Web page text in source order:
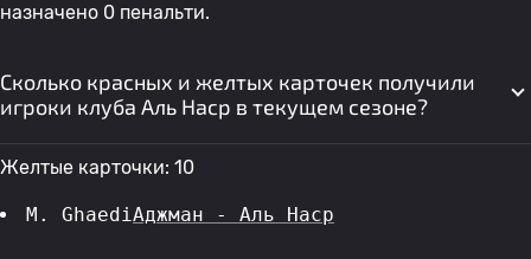
назначено 0 пенальти.
Сколько красных и желтых карточек получили
игроки клуба Аль Наср в текущем сезоне?
Желтые карточки: 10
M. GhaediАджман - Аль Наср